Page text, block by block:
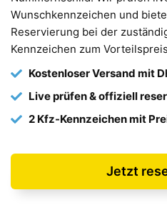
Wunschkennzeichen und
Reservierung bei der
Kennzeichen zum
Kostenloser Versand mit
Live prüfen & offiziell
2 Kfz-Kennzeichen mit
Jetzt